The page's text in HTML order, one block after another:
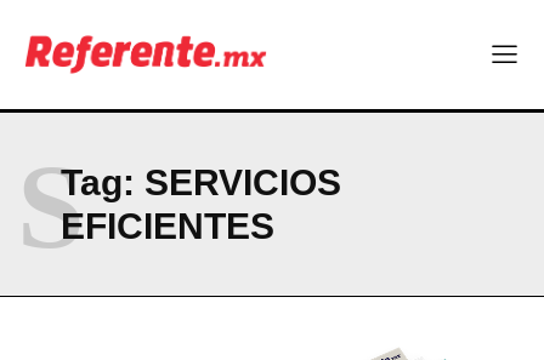
Company
ABOUT
CONTACT
PRIVACY POLICY
NEWSLETTER
Tag: SERVICIOS
EFICIENTES
S